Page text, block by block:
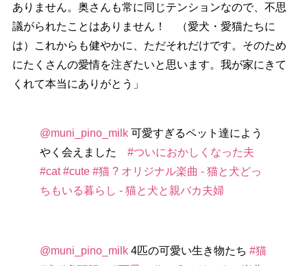
ありません。奥さんも常に同じテンションなので、不思
議がられたことはありません！ （愛犬・愛猫たちに
は）これからも健やかに、ただそれだけです。そのため
にたくさんの愛情を注ぎたいと思います。我が家にきて
くれて本当にありがとう」
@muni_pino_milk可愛すぎるペット達によう
く会えました #ついにおかしくなった夫
#cat #cute #猫 ? オリジナル楽曲 - 猫と犬どっ
ちもいる暮らし - 猫と犬と親バカ夫婦
@muni_pino_milk4匹の可愛い生き物たち #猫